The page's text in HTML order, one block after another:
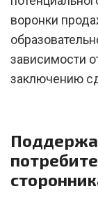
воронки
зависимости
заключению